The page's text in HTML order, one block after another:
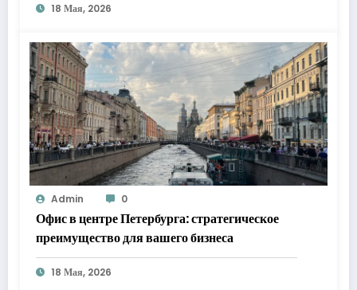
18 Мая, 2026
Admin 0
Офис в центре Петербурга: стратегическое
преимущество для вашего бизнеса
18 Мая, 2026